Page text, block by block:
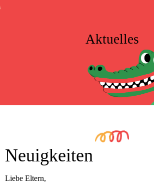
Aktuelles
Neuigkeiten
Liebe Eltern,